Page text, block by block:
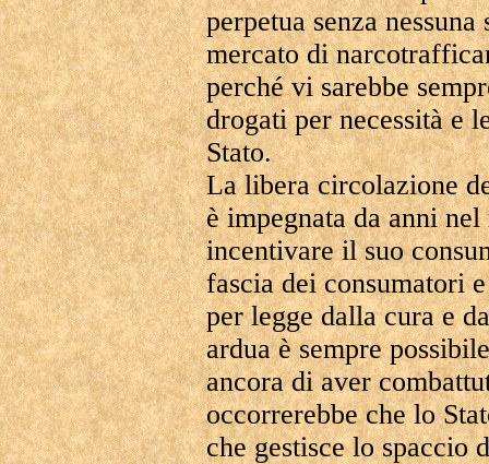
perpetua senza
mercato di
perché vi sarebbe
drogati per necessità e
Stato.
La libera circolazione
è impegnata da anni
incentivare il suo
fascia dei consumatori
per legge dalla cura e
ardua è sempre
ancora di aver
occorrerebbe che lo
che gestisce lo spaccio